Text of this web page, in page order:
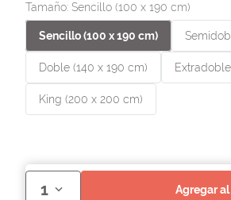
Tamaño: Sencillo (100 x 190 cm)
Sencillo (100 x 190 cm)
Doble (140 x 190 cm)
King (200 x 200 cm)
1 agregar